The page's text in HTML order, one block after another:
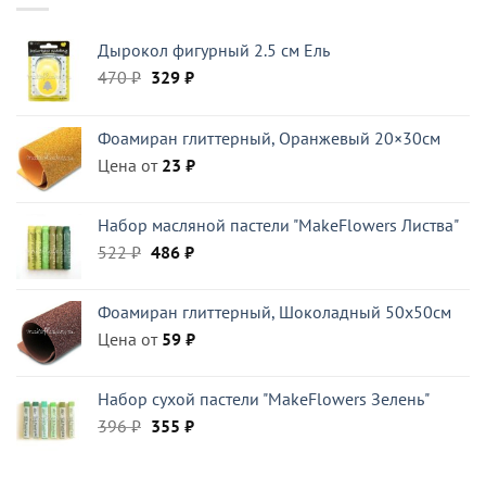
Дырокол фигурный 2.5 см Ель
470₽ Первоначальная
470 ₽.
329 ₽Текущая
Фоамиран глиттерный, Оранжевый 20×30см
Цена от 23 ₽
Набор масляной пастели "MakeFlowers Листва"
522₽ Первоначальная
522 ₽.
486 ₽Текущая
Фоамиран глиттерный, Шоколадный 50x50см
Цена от 59 ₽
Набор сухой пастели "MakeFlowers Зелень"
396₽ Первоначальная
355 ₽Текущая